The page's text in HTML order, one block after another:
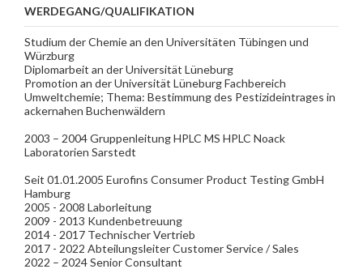
WERDEGANG/QUALIFIKATION
Studium der Chemie an den Universitäten Tübingen und
Würzburg
Diplomarbeit an der Universität Lüneburg
Promotion an der Universität Lüneburg Fachbereich
Umweltchemie; Thema: Bestimmung des Pestizideintrages in
ackernahen Buchenwäldern
2003 – 2004 Gruppenleitung HPLC MS HPLC Noack
Laboratorien Sarstedt
Seit 01.01.2005 Eurofins Consumer Product Testing GmbH
Hamburg
2005 - 2008 Laborleitung
2009 - 2013 Kundenbetreuung
2014 - 2017 Technischer Vertrieb
2017 - 2022 Abteilungsleiter Customer Service / Sales
2022 – 2024 Senior Consultant